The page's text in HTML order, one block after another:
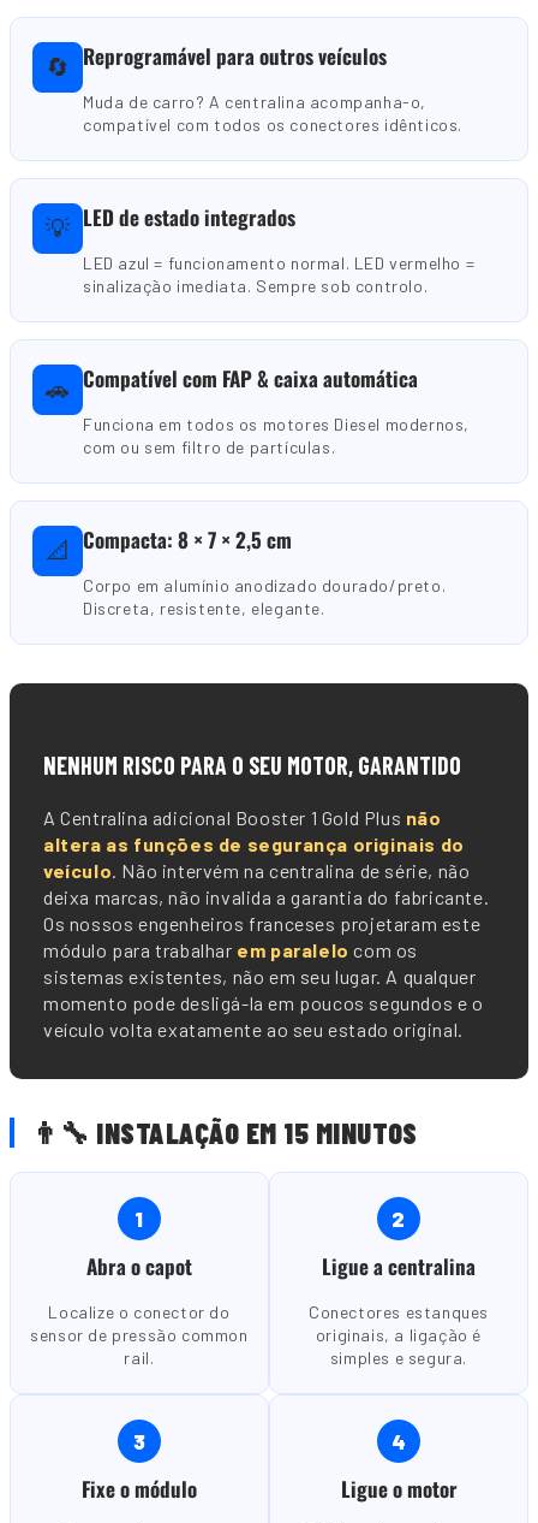
🔄 Reprogramável para outros veículos
Muda de carro? A centralina acompanha-o,
compatível com todos os conectores idênticos.
💡 LED de estado integrados
LED azul = funcionamento normal. LED vermelho =
sinalização imediata. Sempre sob controlo.
🚗 Compatível com FAP & caixa automática
Funciona em todos os motores Diesel modernos,
com ou sem filtro de partículas.
📐 Compacta: 8 × 7 × 2,5 cm
Corpo em alumínio anodizado dourado/preto.
Discreta, resistente, elegante.
NENHUM RISCO PARA O SEU MOTOR, GARANTIDO
A Centralina adicional Booster 1 Gold Plus não
altera as funções de segurança originais do
veículo. Não intervém na centralina de série, não
deixa marcas, não invalida a garantia do fabricante.
Os nossos engenheiros franceses projetaram este
módulo para trabalhar em paralelo com os
sistemas existentes, não em seu lugar. A qualquer
momento pode desligá-la em poucos segundos e o
veículo volta exatamente ao seu estado original.
👨🔧 INSTALAÇÃO EM 15 MINUTOS
1
Abra o capot
Localize o conector do
sensor de pressão common
rail.
2
Ligue a centralina
Conectores estanques
originais, a ligação é
simples e segura.
3
Fixe o módulo
4
Ligue o motor